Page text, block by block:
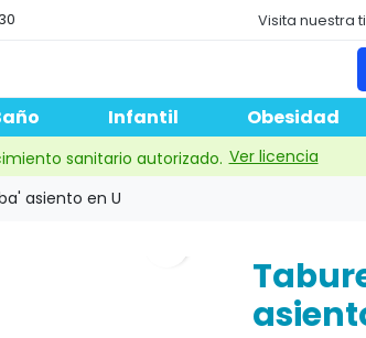
Visita nuestra
Infantil Obesidad
sanitario autorizado. Ver licencia
asiento en U